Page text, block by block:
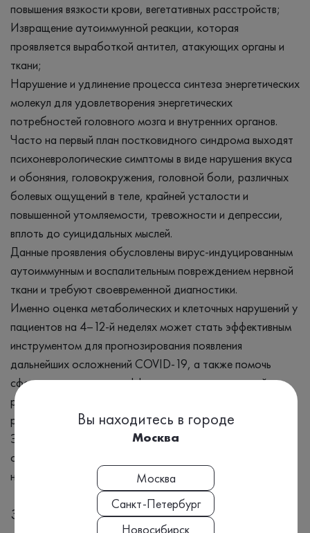
повышения вязкости крови, вегетативных расстройств;
Извращение аутоиммунной реакции, которая
проявляется выработкой антител, атакующих органы и
ткани;
Нарушение и удлинение процесса синтеза энергетических
молекул для удовлетворения энергетических
потребностей головного мозга и внутренних органов.
Часто на первый план постковидного синдрома выходят
психоневрологические симптомы в виде нарушения вкуса
и обоняния, головокружения, головной боли, различных
болевых ощущений в теле, крайней усталости и
повышенной утомляемости, тревожности и депрессии,
вплоть до суицидальных мыслей.
Данные проявления обусловлены вирус-индуцированным
аутоиммунным и воспалительным повреждением нервной
ткани и требуют своевременной диагностики.
Именно оценка метаболических и клеточных нарушений у
пациентов на 4–12-й неделях может стать эффективным
инструментом для прогнозирования появления
дальнейших осложнений COVID-19, а также помочь
сформировать список эффективных мер для ранней
реабилитации таких пациентов и предупреждения
развития органных и системных дисфункций.
Этот анализ помогает врачу оценить, какие системы
организма могли пострадать после COVID-19 и
нуждаются в дополнительной поддержке или лечении.
Заболевания
Вы находитесь в городе
Москва
Москва
Санкт-Петербург
Новосибирск